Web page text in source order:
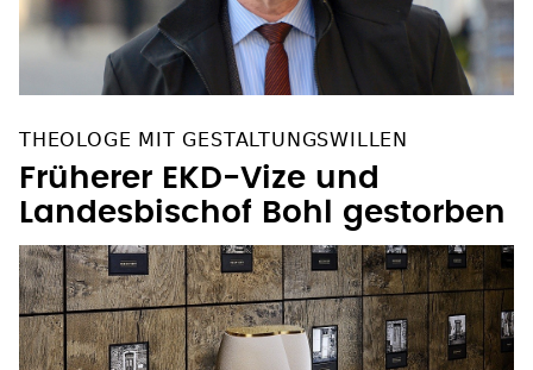
THEOLOGE MIT GESTALTUNGSWILLEN
Früherer EKD-Vize und
Landesbischof Bohl gestorben